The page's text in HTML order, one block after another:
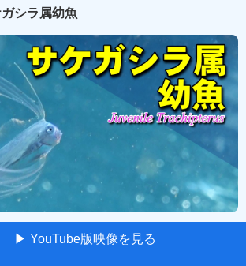
シラ属幼魚
▶ YouTube版映像を見る